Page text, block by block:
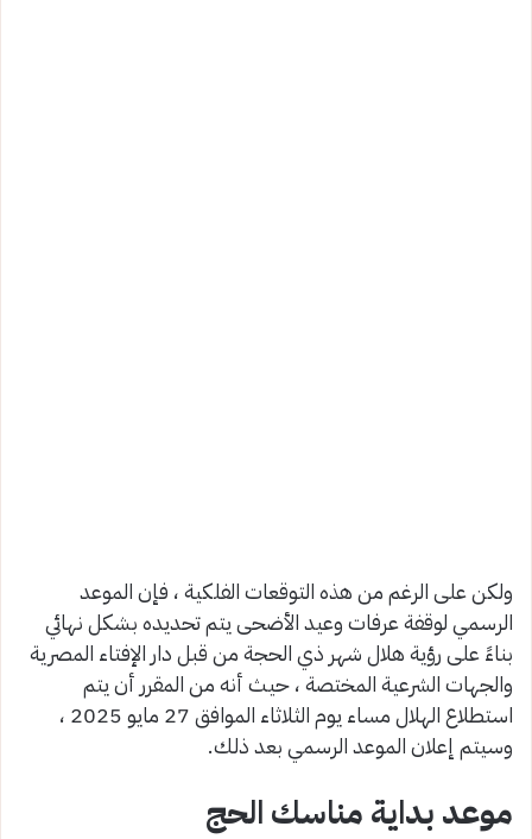
ولكن على الرغم من هذه التوقعات الفلكية ، فإن الموعد
الرسمي لوقفة عرفات وعيد الأضحى يتم تحديده بشكل نهائي
بناءً على رؤية هلال شهر ذي الحجة من قبل دار الإفتاء المصرية
والجهات الشرعية المختصة ، حيث أنه من المقرر أن يتم
استطلاع الهلال مساء يوم الثلاثاء الموافق 27 مايو 2025 ،
وسيتم إعلان الموعد الرسمي بعد ذلك.
موعد بداية مناسك الحج